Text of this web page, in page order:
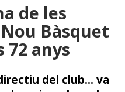
de les
Bàsquet
anys
del club... va